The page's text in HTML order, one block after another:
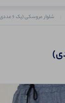
شلوار عروسکی (پک 6 عددی)